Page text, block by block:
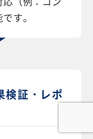
す。
検証・レポ